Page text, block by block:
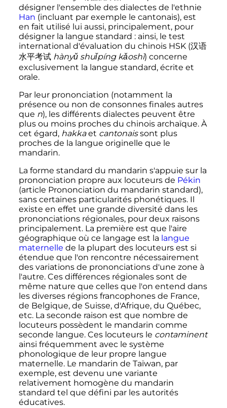
désigner l'ensemble des dialectes de l'ethnie
Han (incluant par exemple le cantonais), est
en fait utilisé lui aussi, principalement, pour
désigner la langue standard : ainsi, le test
international d'évaluation du chinois HSK (汉语
水平考试 hànyǔ shuǐpíng kǎoshì) concerne
exclusivement la langue standard, écrite et
orale.
Par leur prononciation (notamment la
présence ou non de consonnes finales autres
que n), les différents dialectes peuvent être
plus ou moins proches du chinois archaïque. À
cet égard, hakkaet cantonaissont plus
proches de la langue originelle que le
mandarin.
La forme standard du mandarin s'appuie sur la
prononciation propre aux locuteurs de Pékin
(article Prononciation du mandarin standard),
sans certaines particularités phonétiques. Il
existe en effet une grande diversité dans les
prononciations régionales, pour deux raisons
principalement. La première est que l'aire
géographique où ce langage est la langue
maternelle de la plupart des locuteurs est si
étendue que l'on rencontre nécessairement
des variations de prononciations d'une zone à
l'autre. Ces différences régionales sont de
même nature que celles que l'on entend dans
les diverses régions francophones de France,
de Belgique, de Suisse, d'Afrique, du Québec,
etc. La seconde raison est que nombre de
locuteurs possèdent le mandarin comme
seconde langue. Ces locuteurs le contaminent
ainsi fréquemment avec le système
phonologique de leur propre langue
maternelle. Le mandarin de Taïwan, par
exemple, est devenu une variante
relativement homogène du mandarin
standard tel que défini par les autorités
éducatives.